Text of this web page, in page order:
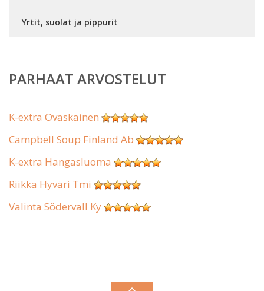
Yrtit, suolat ja pippurit
PARHAAT ARVOSTELUT
K-extra Ovaskainen
Campbell Soup Finland Ab
K-extra Hangasluoma
Riikka Hyväri Tmi
Valinta Södervall Ky